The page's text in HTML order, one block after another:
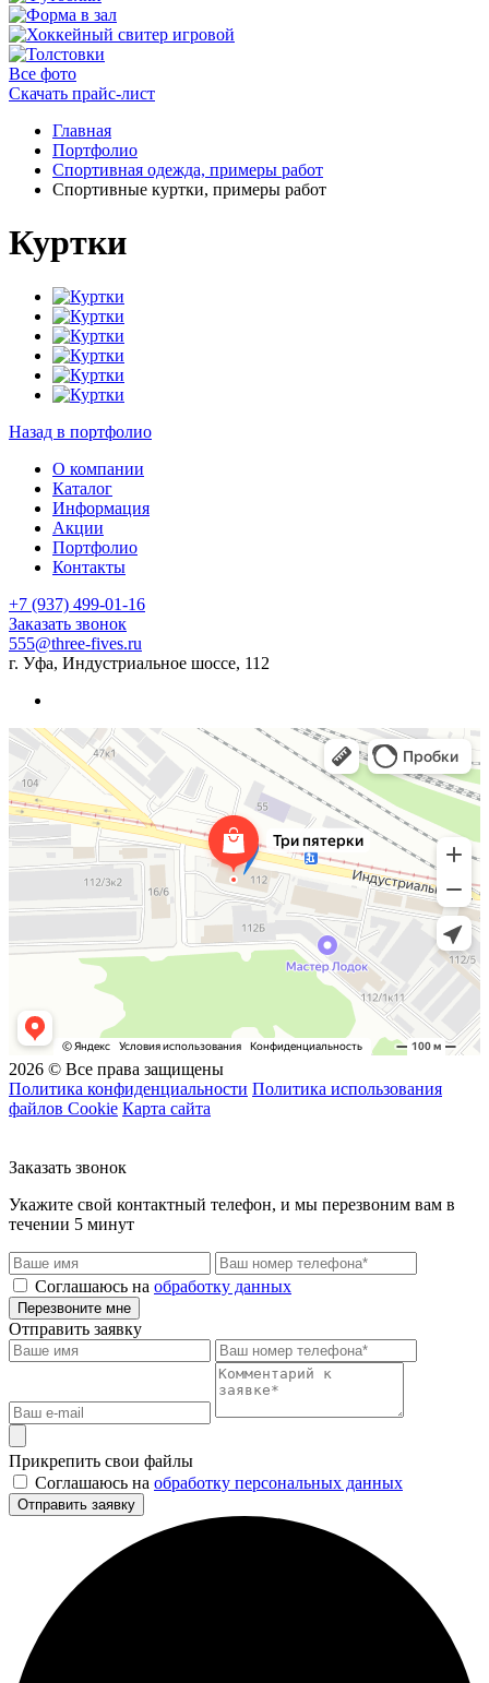
Все фото
Скачать прайс-лист
Главная
Портфолио
Спортивная одежда, примеры работ
Спортивные куртки, примеры работ
Куртки
Назад в портфолио
О компании
Каталог
Информация
Акции
Портфолио
Контакты
+7 (937) 499-01-16
Заказать звонок
555@three-fives.ru
г. Уфа, Индустриальное шоссе, 112
Три пятерки
Спортивная одежда и обувь в Уфе
Услуги вышивки в Уфе
2026 © Все права защищены
Политика конфиденциальности Политика использования
файлов Cookie Карта сайта
Заказать звонок
Укажите свой контактный телефон, и мы перезвоним вам в
течении 5 минут
Соглашаюсь на обработку данных
Перезвоните мне
Отправить заявку
Прикрепить свои файлы
Соглашаюсь на обработку персональных данных
Отправить заявку